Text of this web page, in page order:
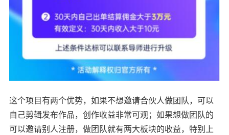
这个项目有两个优势，如果不想邀请合伙人做团队，可以
自己剪辑发布作品，创作收益非常可观；如果想做团队的
可以邀请别人注册，做团队就有两大板块的收益，特别上